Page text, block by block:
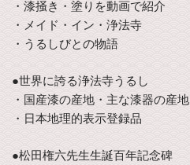
・漆掻き・塗りを動画で紹介
・メイド・イン・浄法寺
・うるしびとの物語
●世界に誇る浄法寺うるし
・国産漆の産地・主な漆器の産地
・日本地理的表示登録品
●松田権六先生生誕百年記念碑